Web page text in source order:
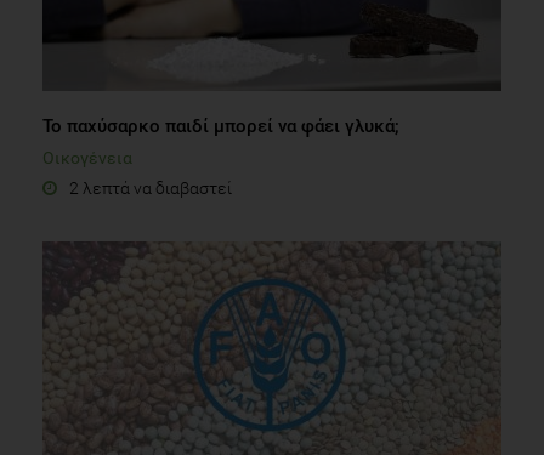
Το παχύσαρκο παιδί μπορεί να φάει γλυκά;
Οικογένεια
2 λεπτά να διαβαστεί